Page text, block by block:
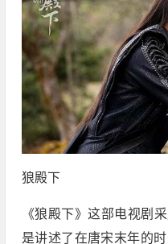
狼殿下
《狼殿下》这部电视剧
是讲述了在唐宋末年的